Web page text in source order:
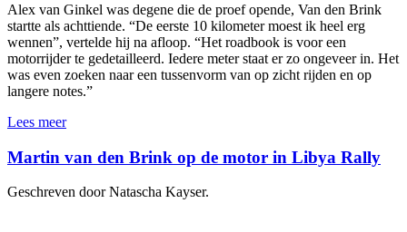
Alex van Ginkel was degene die de proef opende, Van den Brink
startte als achttiende. “De eerste 10 kilometer moest ik heel erg
wennen”, vertelde hij na afloop. “Het roadbook is voor een
motorrijder te gedetailleerd. Iedere meter staat er zo ongeveer in. Het
was even zoeken naar een tussenvorm van op zicht rijden en op
langere notes.”
Lees meer
Martin van den Brink op de motor in Libya Rally
Geschreven door Natascha Kayser.